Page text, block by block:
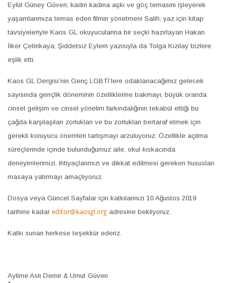
Eylül Güney Güven; kadın kadına aşkı ve göç temasını işleyerek
yaşamlarımıza temas eden filmin yönetmeni Salih; yaz için kitap
tavsiyeleriyle Kaos GL okuyucularına bir seçki hazırlayan Hakan
İlker Çetinkaya; Şiddetsiz Eylem yazısıyla da Tolga Kızılay bizlere
eşlik etti.
Kaos GL Dergisi’nin Genç LGBTİ’lere odaklanacağımız gelecek
sayısında gençlik döneminin özelliklerine bakmayı, büyük oranda
cinsel gelişim ve cinsel yönelim farkındalığının tekabül ettiği bu
çağda karşılaşılan zorlukları ve bu zorlukları bertaraf etmek için
gerekli koruyucu önemleri tartışmayı arzuluyoruz. Özellikle açılma
süreçlerinde içinde bulunduğumuz aile, okul kıskacında
deneyimlerimizi, ihtiyaçlarımızı ve dikkat edilmesi gereken hususları
masaya yatırmayı amaçlıyoruz.
Dosya veya Güncel Sayfalar için katkılarınızı 10 Ağustos 2019
tarihine kadar editor@kaosgl.org adresine bekliyoruz.
Katkı sunan herkese teşekkür ederiz.
Aylime Aslı Demir & Umut Güven